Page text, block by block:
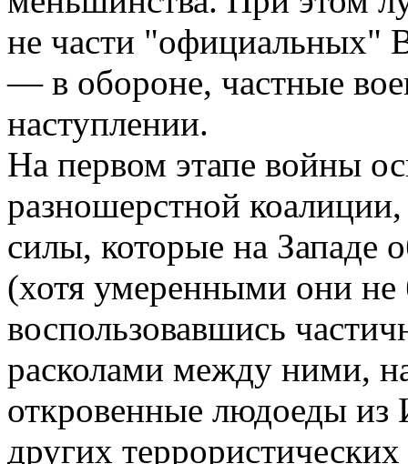
не части "официальных"
— в обороне, частные
наступлении.
На первом этапе войны
разношерстной
силы, которые на Западе
(хотя умеренными они
воспользовавшись
расколами между ними,
откровенные людоеды
других